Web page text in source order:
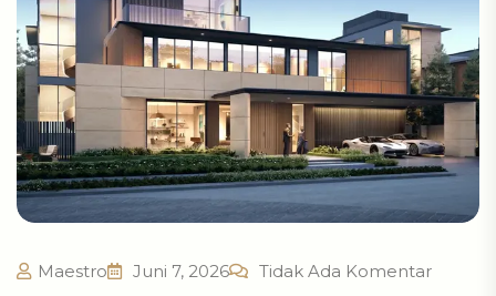
Maestro Juni 7, 2026 Tidak Ada Komentar